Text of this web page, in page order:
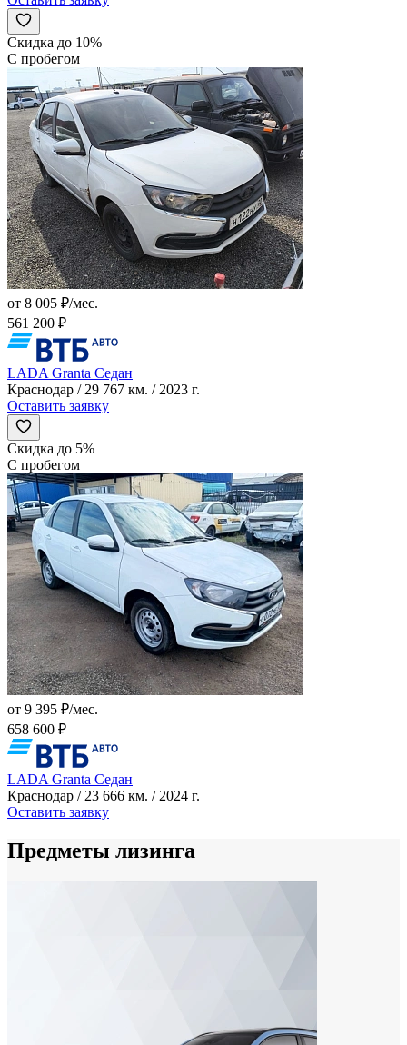
Скидка до 10%
С пробегом
от 8 005 ₽/мес.
561 200 ₽
LADA Granta Седан
Краснодар / 29 767 км. / 2023 г.
Оставить заявку
Скидка до 5%
С пробегом
от 9 395 ₽/мес.
658 600 ₽
LADA Granta Седан
Краснодар / 23 666 км. / 2024 г.
Оставить заявку
Предметы лизинга